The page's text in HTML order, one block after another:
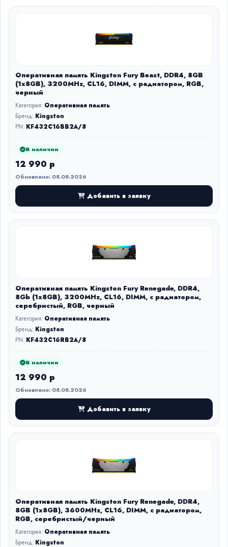
Оперативная память Kingston Fury Beast, DDR4, 8GB
(1x8GB), 3200MHz, CL16, DIMM, с радиатором, RGB,
черный
Категория: Оперативная память
Бренд: Kingston
PN: KF432C16BB2A/8
В наличии
12 990 р
Обновлено: 08.08.2026
Добавить в заявку
Оперативная память Kingston Fury Renegade, DDR4,
8Gb (1x8GB), 3200MHz, CL16, DIMM, с радиатором,
серебристый, RGB, черный
Категория: Оперативная память
Бренд: Kingston
PN: KF432C16RB2A/8
В наличии
12 990 р
Обновлено: 08.08.2026
Добавить в заявку
Оперативная память Kingston Fury Renegade, DDR4,
8GB (1x8GB), 3600MHz, CL16, DIMM, с радиатором,
RGB, серебристый/черный
Категория: Оперативная память
Бренд: Kingston